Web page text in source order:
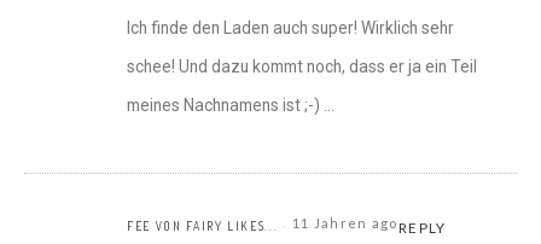
Ich finde den Laden auch super! Wirklich sehr
schee! Und dazu kommt noch, dass er ja ein Teil
meines Nachnamens ist ;-) …
FEE VON FAIRY LIKES... 11 Jahren agoREPLY